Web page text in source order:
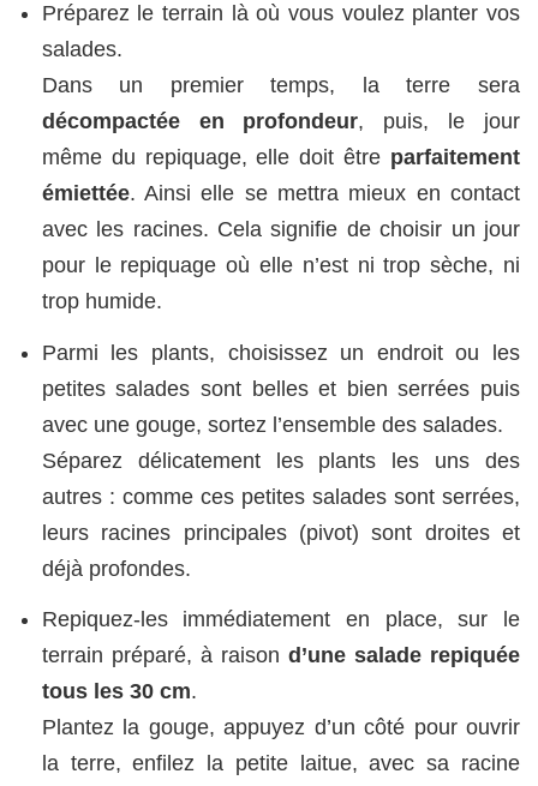
Préparez le terrain là où vous voulez planter vos
salades.
Dans un premier temps, la terre sera
décompactée en profondeur, puis, le jour
même du repiquage, elle doit être parfaitement
émiettée. Ainsi elle se mettra mieux en contact
avec les racines. Cela signifie de choisir un jour
pour le repiquage où elle n’est ni trop sèche, ni
trop humide.
Parmi les plants, choisissez un endroit ou les
petites salades sont belles et bien serrées puis
avec une gouge, sortez l’ensemble des salades.
Séparez délicatement les plants les uns des
autres : comme ces petites salades sont serrées,
leurs racines principales (pivot) sont droites et
déjà profondes.
Repiquez-les immédiatement en place, sur le
terrain préparé, à raison d’une salade repiquée
tous les 30 cm.
Plantez la gouge, appuyez d’un côté pour ouvrir
la terre, enfilez la petite laitue, avec sa racine